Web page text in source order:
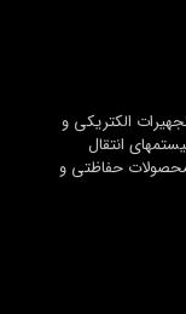
الکتریکی و
انتقال
حفاظتی و